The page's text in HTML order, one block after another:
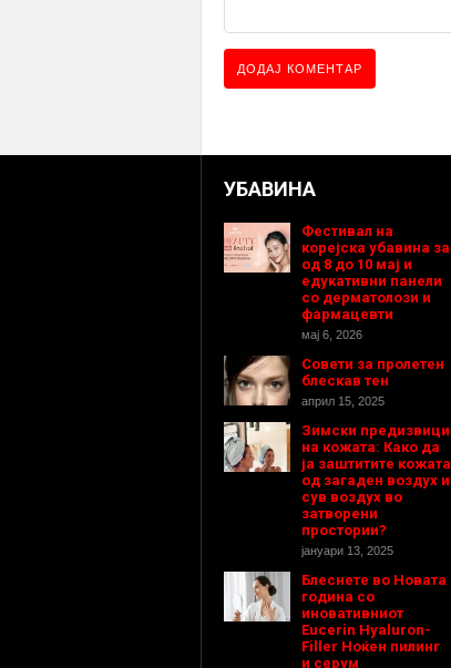
УБАВИНА
Фестивал на
корејска убавина за
од 8 до 10 мај и
едукативни панели
со дерматолози и
фармацевти
мај 6, 2026
Совети за пролетен
блескав тен
април 15, 2025
Зимски предизвици
на кожата: Како да
ја заштитите кожата
од загаден воздух и
сув воздух во
затворени
простории?
јануари 13, 2025
Блеснете во Новата
година со
иновативниот
Eucerin Hyaluron-
Filler Ноќен пилинг
и серум